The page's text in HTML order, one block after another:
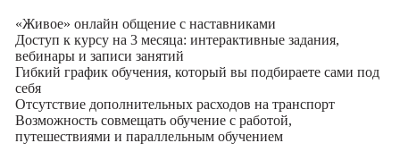
«Живое» онлайн общение с наставниками
Доступ к курсу на 3 месяца: интерактивные задания,
вебинары и записи занятий
Гибкий график обучения, который вы подбираете сами под
себя
Отсутствие дополнительных расходов на транспорт
Возможность совмещать обучение с работой,
путешествиями и параллельным обучением